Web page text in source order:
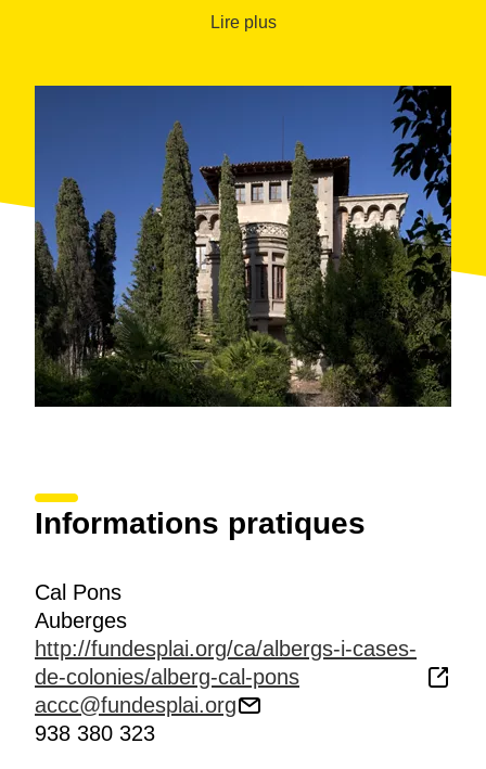
Lire plus
Informations pratiques
Cal Pons
Auberges
http://fundesplai.org/ca/albergs-i-cases-
de-colonies/alberg-cal-pons
accc@fundesplai.org
938 380 323